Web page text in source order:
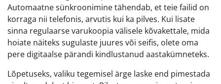
Automaatne sünkroonimine tähendab, et teie failid on
korraga nii telefonis, arvutis kui ka pilves. Kui lisate
sinna regulaarse varukoopia välisele kõvakettale, mida
hoiate näiteks sugulaste juures või seifis, olete oma
pere digitaalse pärandi kindlustanud aastakümneteks.
Lõpetuseks, valiku tegemisel ärge laske end pimestada